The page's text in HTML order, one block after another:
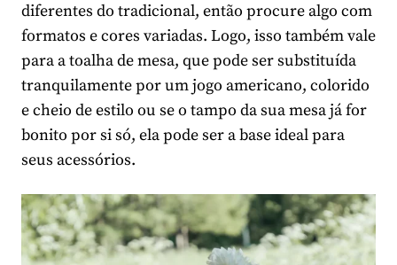
diferentes do tradicional, então procure algo com
formatos e cores variadas. Logo, isso também vale
para a toalha de mesa, que pode ser substituída
tranquilamente por um jogo americano, colorido
e cheio de estilo ou se o tampo da sua mesa já for
bonito por si só, ela pode ser a base ideal para
seus acessórios.